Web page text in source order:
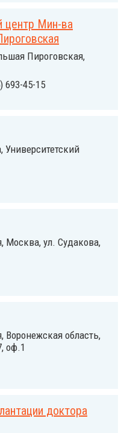
центр Мин-ва
Пироговская,
693-45-15
Университетский
Москва, ул. Судакова,
область,
оф.1
доктора